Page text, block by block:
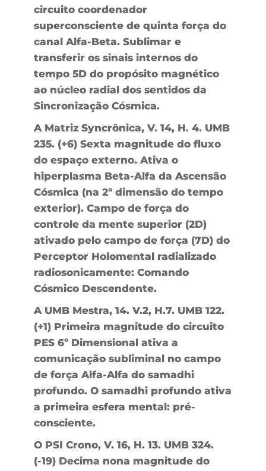
circuito coordenador
superconsciente de quinta força do
canal Alfa-Beta. Sublimar e
transferir os sinais internos do
tempo 5D do propósito magnético
ao núcleo radial dos sentidos da
Sincronização Cósmica.
A Matriz Syncrônica, V. 14, H. 4. UMB
235. (+6) Sexta magnitude do fluxo
do espaço externo. Ativa o
hiperplasma Beta-Alfa da Ascensão
Cósmica (na 2ª dimensão do tempo
exterior). Campo de força do
controle da mente superior (2D)
ativado pelo campo de força (7D) do
Perceptor Holomental radializado
radiosonicamente: Comando
Cósmico Descendente.
A UMB Mestra, 14. V.2, H.7. UMB 122.
(+1) Primeira magnitude do circuito
PES 6º Dimensional ativa a
comunicação subliminal no campo
de força Alfa-Alfa do samadhi
profundo. O samadhi profundo ativa
a primeira esfera mental: pré-
consciente.
O PSI Crono, V. 16, H. 13. UMB 324.
(-19) Decima nona magnitude do